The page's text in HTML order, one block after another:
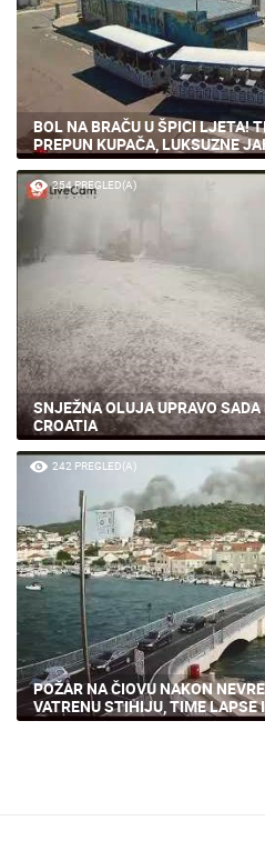
BOL NA BRAČU U ŠPICI LJETA!
PREPUN KUPAČA, LUKSUZNE
254 PREGLED(A)
SNJEŽNA OLUJA UPRAVO
CROATIA
242 PREGLED(A)
POŽAR NA ČIOVU NAKON
VATRENU STIHIJU, TIME LAPSE